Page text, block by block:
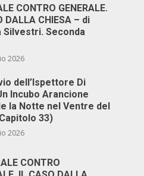
CONTRO GENERALE.
DALLA CHIESA – di
Silvestri. Seconda
2026
dell’Ispettore Di
Incubo Arancione
la Notte nel Ventre del
33)
2026
CONTRO